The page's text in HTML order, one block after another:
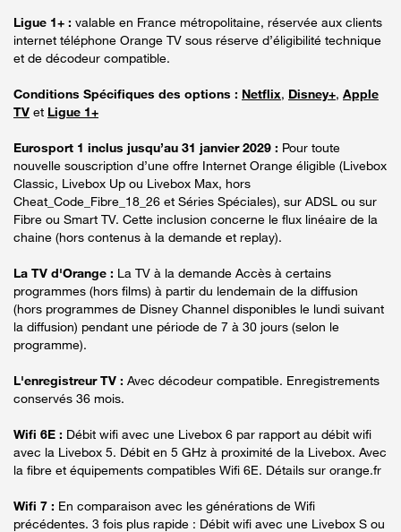
Ligue 1+ : valable en France métropolitaine, réservée aux clients
internet téléphone Orange TV sous réserve d’éligibilité technique
et de décodeur compatible.
Conditions Spécifiques des options : Netflix, Disney+, Apple
TV et Ligue 1+
Eurosport 1 inclus jusqu’au 31 janvier 2029 : Pour toute
nouvelle souscription d’une offre Internet Orange éligible (Livebox
Classic, Livebox Up ou Livebox Max, hors
Cheat_Code_Fibre_18_26 et Séries Spéciales), sur ADSL ou sur
Fibre ou Smart TV. Cette inclusion concerne le flux linéaire de la
chaine (hors contenus à la demande et replay).
La TV d'Orange : La TV à la demande Accès à certains
programmes (hors films) à partir du lendemain de la diffusion
(hors programmes de Disney Channel disponibles le lundi suivant
la diffusion) pendant une période de 7 à 30 jours (selon le
programme).
L'enregistreur TV : Avec décodeur compatible. Enregistrements
conservés 36 mois.
Wifi 6E : Débit wifi avec une Livebox 6 par rapport au débit wifi
avec la Livebox 5. Débit en 5 GHz à proximité de la Livebox. Avec
la fibre et équipements compatibles Wifi 6E. Détails sur orange.fr
Wifi 7 : En comparaison avec les générations de Wifi
précédentes. 3 fois plus rapide : Débit wifi avec une Livebox S ou